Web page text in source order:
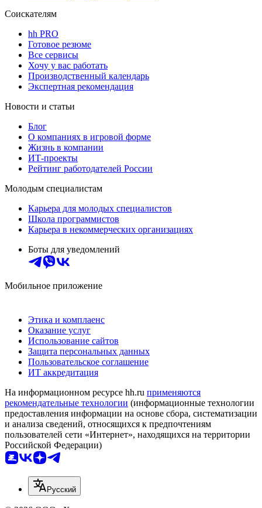
Соискателям
hh PRO
Готовое резюме
Все сервисы
Хочу у вас работать
Производственный календарь
Экспертная рекомендация
Новости и статьи
Блог
О компаниях в игровой форме
Жизнь в компании
ИТ-проекты
Рейтинг работодателей России
Молодым специалистам
Карьера для молодых специалистов
Школа программистов
Карьера в некоммерческих организациях
Боты для уведомлений
Мобильное приложение
Этика и комплаенс
Оказание услуг
Использование сайтов
Защита персональных данных
Пользовательское соглашение
ИТ аккредитация
На информационном ресурсе hh.ru применяются
рекомендательные технологии (информационные технологии
предоставления информации на основе сбора, систематизации
и анализа сведений, относящихся к предпочтениям
пользователей сети «Интернет», находящихся на территории
Российской Федерации)
Русский